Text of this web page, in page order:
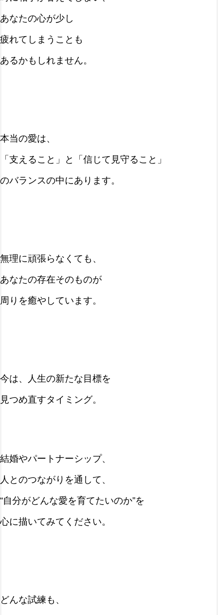
あなたの心が少し
疲れてしまうことも
あるかもしれません。
本当の愛は、
「支えること」と「信じて見守ること」
のバランスの中にあります。
無理に頑張らなくても、
あなたの存在そのものが
周りを癒やしています。
今は、人生の新たな目標を
見つめ直すタイミング。
結婚やパートナーシップ、
人とのつながりを通して、
“自分がどんな愛を育てたいのか”を
心に描いてみてください。
どんな試練も、